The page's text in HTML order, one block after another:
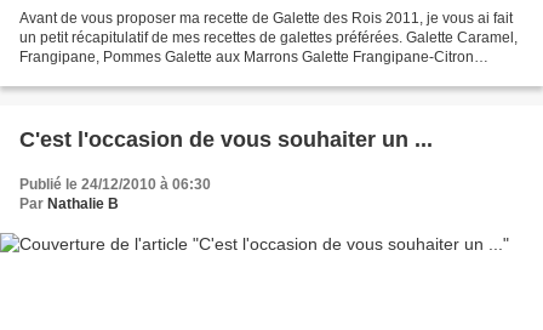
Avant de vous proposer ma recette de Galette des Rois 2011, je vous ai fait
un petit récapitulatif de mes recettes de galettes préférées. Galette Caramel,
Frangipane, Pommes Galette aux Marrons Galette Frangipane-Citron
C'est l'occasion de vous souhaiter un ...
Publié le 24/12/2010 à 06:30
Par Nathalie B